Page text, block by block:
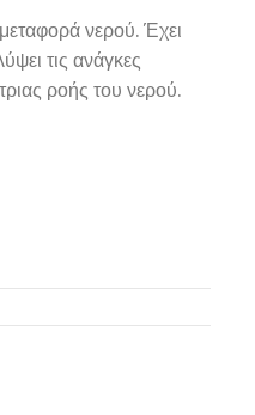
νερού. Έχει
τις ανάγκες
ροής του νερού.